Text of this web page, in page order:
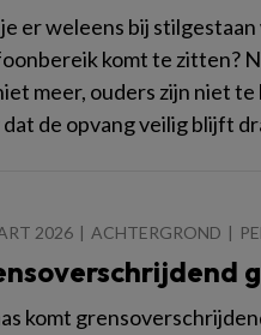
er weleens bij
komt te zitten?
meer, ouders zijn niet
de opvang veilig blijft
2026 ACHTERGROND
komt